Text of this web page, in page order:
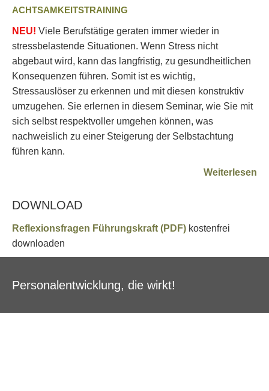
ACHTSAMKEITSTRAINING
NEU! Viele Berufstätige geraten immer wieder in
stressbelastende Situationen. Wenn Stress nicht
abgebaut wird, kann das langfristig, zu gesundheitlichen
Konsequenzen führen. Somit ist es wichtig,
Stressauslöser zu erkennen und mit diesen konstruktiv
umzugehen. Sie erlernen in diesem Seminar, wie Sie mit
sich selbst respektvoller umgehen können, was
nachweislich zu einer Steigerung der Selbstachtung
führen kann.
Weiterlesen
DOWNLOAD
Reflexionsfragen Führungskraft (PDF) kostenfrei
downloaden
Personalentwicklung, die wirkt!